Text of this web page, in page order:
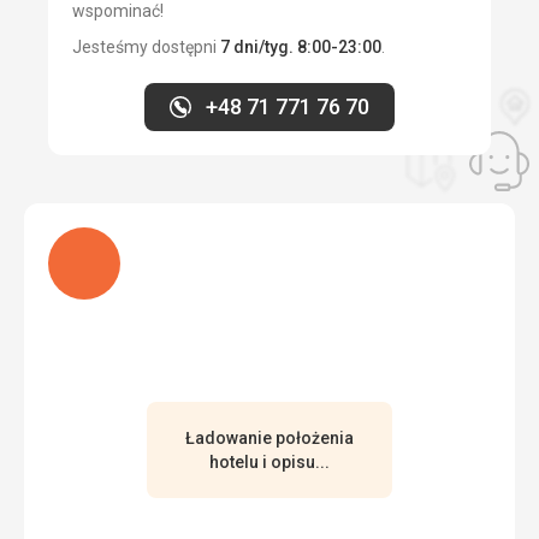
Zakwaterowanie
Bardzo miło, wszędzie zaledwie kilka kroków - do plaży, do
restauracji, do baru i do basenu
sprzątania pokoju do lodówki wkładana jest butelka wody,
Ta recenzja została automatycznie przetłumaczona za
pomocą Google Translate
wspominać!
Jesteśmy dostępni 7 dni/tyg. 8:00-23:00
+48 71 771 76 70
Ładuję
Ładowanie położenia
hotelu i opisu...